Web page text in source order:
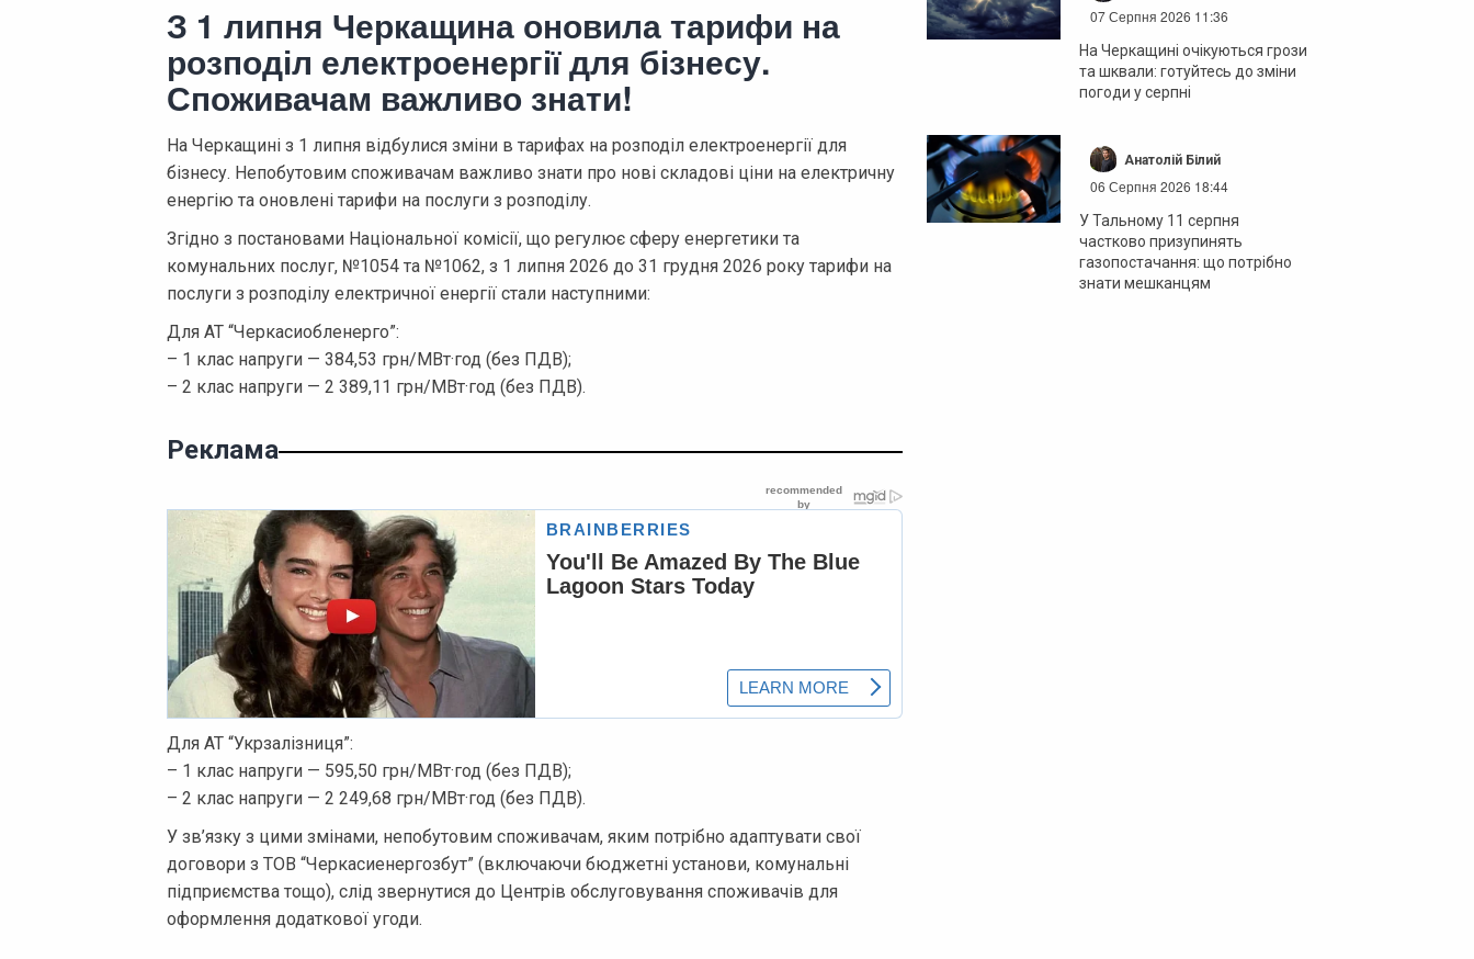
З 1 липня Черкащина оновила тарифи на
розподіл електроенергії для бізнесу.
Споживачам важливо знати!
На Черкащині з 1 липня відбулися зміни в тарифах на розподіл електроенергії для
бізнесу. Непобутовим споживачам важливо знати про нові складові ціни на електричну
енергію та оновлені тарифи на послуги з розподілу.
Згідно з постановами Національної комісії, що регулює сферу енергетики та
комунальних послуг, №1054 та №1062, з 1 липня 2026 до 31 грудня 2026 року тарифи на
послуги з розподілу електричної енергії стали наступними:
Для АТ “Черкасиобленерго”:
– 1 клас напруги — 384,53 грн/МВт·год (без ПДВ);
– 2 клас напруги — 2 389,11 грн/МВт·год (без ПДВ).
Реклама
Для АТ “Укрзалізниця”:
– 1 клас напруги — 595,50 грн/МВт·год (без ПДВ);
– 2 клас напруги — 2 249,68 грн/МВт·год (без ПДВ).
У зв’язку з цими змінами, непобутовим споживачам, яким потрібно адаптувати свої
договори з ТОВ “Черкасиенергозбут” (включаючи бюджетні установи, комунальні
підприємства тощо), слід звернутися до Центрів обслуговування споживачів для
оформлення додаткової угоди.
07 Серпня 2026 11:36
На Черкащині очікуються грози
та шквали: готуйтесь до зміни
погоди у серпні
Анатолій Білий
06 Серпня 2026 18:44
У Тальному 11 серпня
частково призупинять
газопостачання: що потрібно
знати мешканцям